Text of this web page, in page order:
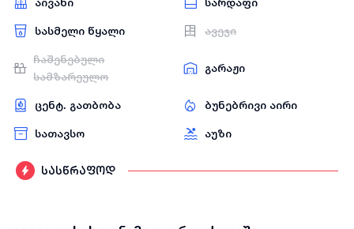
სასმელი წყალი ავეჯი
ჩაშენებული
სამზარეულო
გარაჟი
ცენტ. გათბობა ბუნებრივი აირი
სათავსო აუზი
სასწრაფოდ